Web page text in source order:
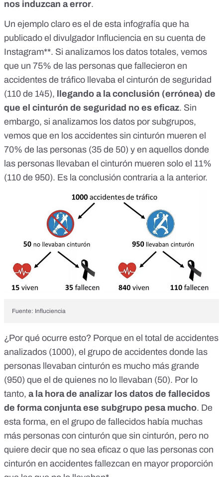
nos induzcan a error.
Un ejemplo claro es el de esta infografía que ha
publicado el divulgador Influciencia en su cuenta de
Instagram**. Si analizamos los datos totales, vemos
que un 75% de las personas que fallecieron en
accidentes de tráfico llevaba el cinturón de seguridad
(110 de 145),
llegando a la conclusión (errónea) de
que el cinturón de seguridad no es eficaz. Sin
embargo, si analizamos los datos por subgrupos,
vemos que en los accidentes sin cinturón mueren el
70% de las personas (35 de 50) y en aquellos donde
las personas llevaban el cinturón mueren solo el 11%
(110 de 950). Es la conclusión contraria a la anterior.
Fuente: Influciencia
¿Por qué ocurre esto? Porque en el total de accidentes
analizados (1000), el grupo de accidentes donde las
personas llevaban cinturón es mucho más grande
(950) que el de quienes no lo llevaban (50). Por lo
tanto, a la hora de analizar los datos de fallecidos
de forma conjunta ese subgrupo pesa mucho. De
esta forma, en el grupo de fallecidos había muchas
más personas con cinturón que sin cinturón, pero no
quiere decir que no sea eficaz o que las personas con
cinturón en accidentes fallezcan en mayor proporción